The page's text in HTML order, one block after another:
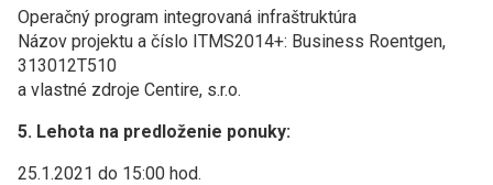
Operačný program integrovaná infraštruktúra
Názov projektu a číslo ITMS2014+: Business Roentgen,
313012T510
a vlastné zdroje Centire, s.r.o.
5. Lehota na predloženie ponuky:
25.1.2021 do 15:00 hod.